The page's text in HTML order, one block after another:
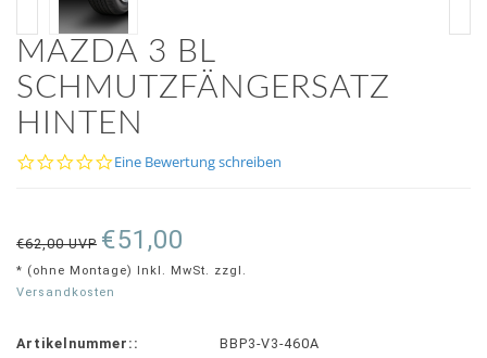
MAZDA 3 BL
SCHMUTZFÄNGERSATZ
HINTEN
0.0
Eine Bewertung schreiben
€62,00 UVP €51,00
* (ohne Montage) Inkl. MwSt. zzgl.
Versandkosten
Artikelnummer::
BBP3-V3-460A